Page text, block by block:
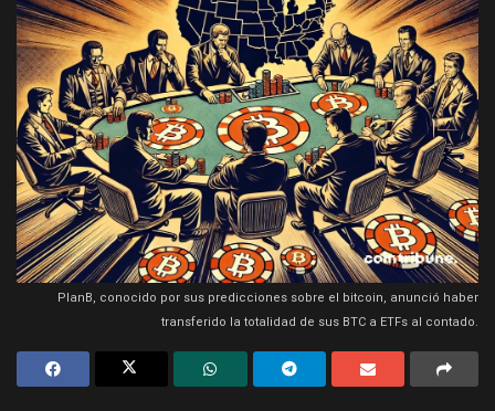
PlanB, conocido por sus predicciones sobre el bitcoin, anunció haber
transferido la totalidad de sus BTC a ETFs al contado.